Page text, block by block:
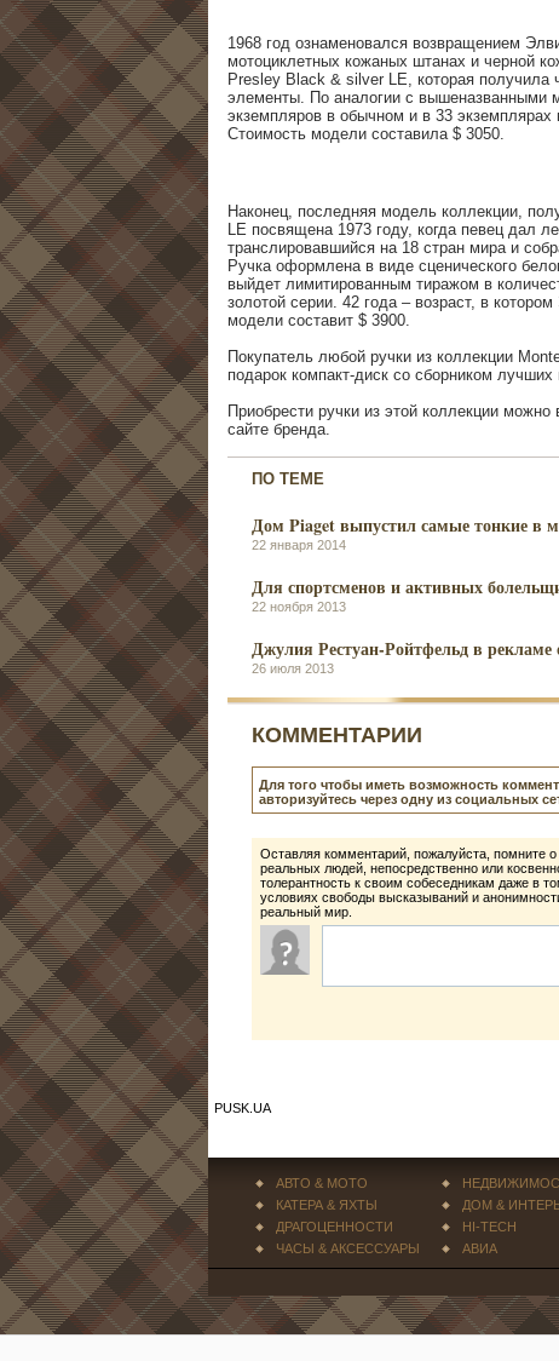
1968 год ознаменовался возвращением
мотоциклетных кожаных штанах и черной
Presley Black & silver LE, которая
элементы. По аналогии с вышеназванными
экземпляров в обычном и в 33 экземплярах
Стоимость модели составила $ 3050.
Наконец, последняя модель коллекции,
LE посвящена 1973 году, когда певец дал
транслировавшийся на 18 стран мира и
Ручка оформлена в виде сценического
выйдет лимитированным тиражом в
золотой серии. 42 года – возраст, в
модели составит $ 3900.
Покупатель любой ручки из коллекции
подарок компакт-диск со сборником
Приобрести ручки из этой коллекции
сайте бренда.
ПО ТЕМЕ
Дом Piaget выпустил самые тонкие в
22 января 2014
Для спортсменов и активных
22 ноября 2013
Джулия Рестуан-Ройтфельд в рекламе
26 июля 2013
КОММЕНТАРИИ
Для того чтобы иметь возможность
авторизуйтесь через одну из социальных
Оставляя комментарий, пожалуйста, помните
реальных людей, непосредственно или
толерантность к своим собеседникам даже в
условиях свободы высказываний и
реальный мир.
PUSK.UA
АВТО & МОТО
КАТЕРА & ЯХТЫ
ДРАГОЦЕННОСТИ
ЧАСЫ & АКСЕССУАРЫ
ДОМ &
HI-TECH
АВИА